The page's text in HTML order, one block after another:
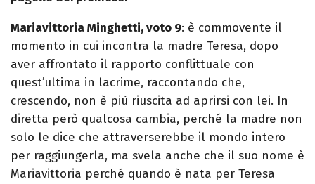
Mariavittoria Minghetti, voto 9: è commovente il
momento in cui incontra la madre Teresa, dopo
aver affrontato il rapporto conflittuale con
quest’ultima in lacrime, raccontando che,
crescendo, non è più riuscita ad aprirsi con lei. In
diretta però qualcosa cambia, perché la madre non
solo le dice che attraverserebbe il mondo intero
per raggiungerla, ma svela anche che il suo nome è
Mariavittoria perché quando è nata per Teresa